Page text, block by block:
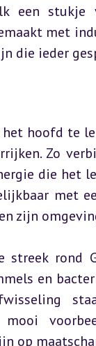
een
met
die ieder
hoofd te
Zo
die het
met
zijn
rond
en
op